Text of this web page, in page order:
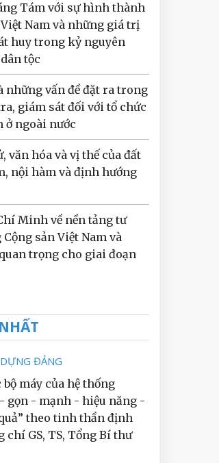
Tám với sự hình thành
Nam và những giá trị
huy trong kỷ nguyên
tộc
những vấn đề đặt ra trong
giám sát đối với tổ chức
ở ngoài nước
văn hóa và vị thế của đất
nội hàm và định hướng
Minh về nền tảng tư
sản Việt Nam và
trọng cho giai đoạn
ĐẢNG
máy của hệ thống
gọn - mạnh - hiệu năng -
theo tinh thần định
chí GS, TS, Tổng Bí thư